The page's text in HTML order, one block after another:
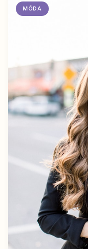
MÓDA